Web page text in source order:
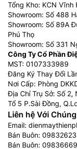
Tổng Kho: KCN Vĩnh
Showroom: Số 488
Showroom: Số 89A
Phú Thọ
Showroom: Số 331
Công Ty Cổ Phần
MST: 0107333989
Đăng Ký Thay Đổi
Nơi Cấp: Phòng
Địa Chỉ Trụ Sở: Số
Tổ 5 P.Sài Đồng,
Liên hệ Với
Email:
Bán Buôn:
Bán Buôn: